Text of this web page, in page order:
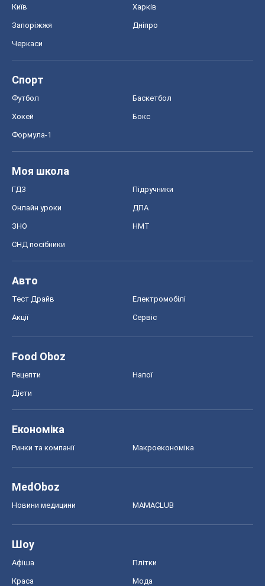
Київ Харків
Запоріжжя Дніпро
Черкаси
Спорт
Футбол Баскетбол
Хокей Бокс
Формула-1
Моя школа
ГДЗ Підручники
Онлайн уроки ДПА
ЗНО НМТ
СНД посібники
Авто
Тест Драйв Електромобілі
Акції Сервіс
Food Oboz
Рецепти Напої
Дієти
Економіка
Ринки та компанії Макроекономіка
MedOboz
Новини медицини MAMACLUB
Шоу
Афіша Плітки
Краса Мода